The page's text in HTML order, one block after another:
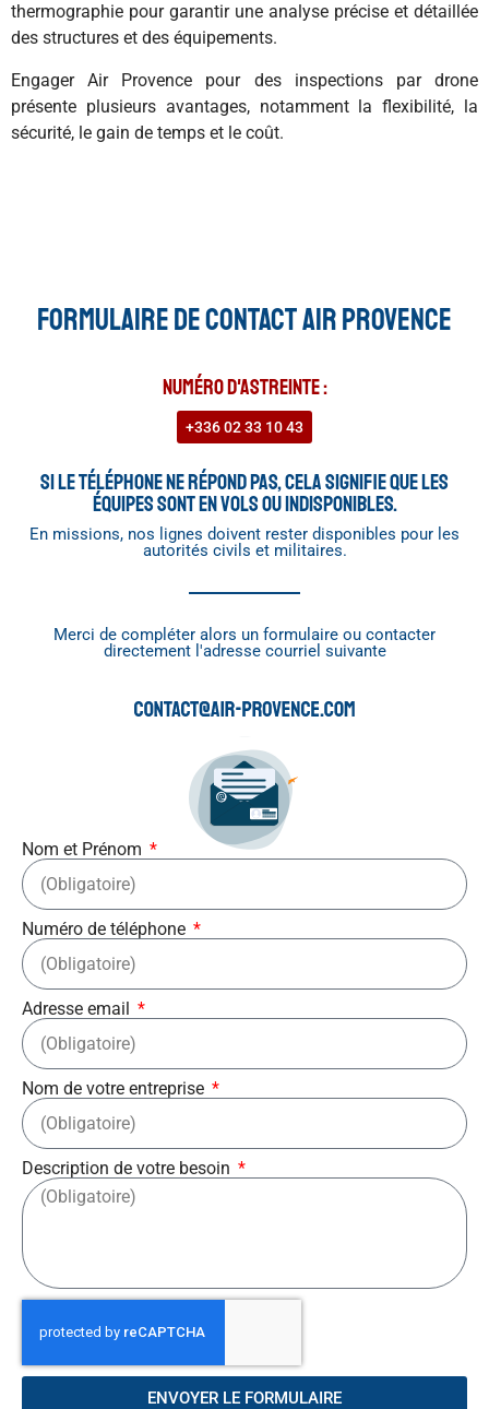
thermographie pour garantir une analyse précise et détaillée
des structures et des équipements.
Engager Air Provence pour des inspections par drone
présente plusieurs avantages, notamment la flexibilité, la
sécurité, le gain de temps et le coût.
Formulaire de contact Air Provence
Numéro d'astreinte :
+336 02 33 10 43
Si le téléphone ne répond pas, cela signifie que les
équipes sont en vols ou indisponibles.
En missions, nos lignes doivent rester disponibles pour les
autorités civils et militaires.
Merci de compléter alors un formulaire ou contacter
directement l'adresse courriel suivante
Nom et Prénom
Numéro de téléphone
Adresse email
Nom de votre entreprise
Description de votre besoin
ENVOYER LE FORMULAIRE